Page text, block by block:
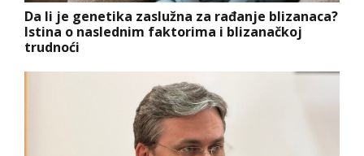
Da li je genetika zaslužna za rađanje blizanaca?
Istina o naslednim faktorima i blizanačkoj
trudnoći